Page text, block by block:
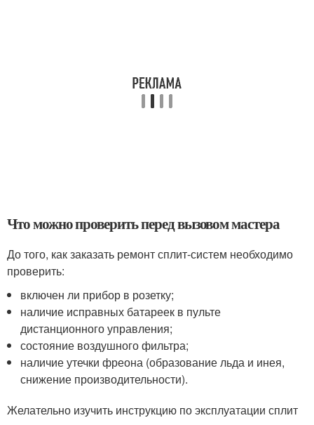
Что можно проверить перед вызовом мастера
До того, как заказать ремонт сплит-систем необходимо
проверить:
включен ли прибор в розетку;
наличие исправных батареек в пульте
дистанционного управления;
состояние воздушного фильтра;
наличие утечки фреона (образование льда и инея,
снижение производительности).
Желательно изучить инструкцию по эксплуатации сплит